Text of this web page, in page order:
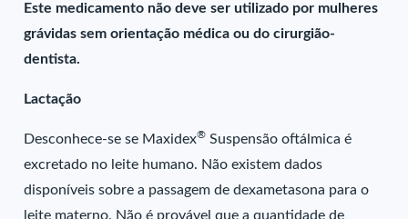
Este medicamento não deve ser utilizado por mulheres
grávidas sem orientação médica ou do cirurgião-
dentista.
Lactação
Desconhece-se se Maxidex® Suspensão oftálmica é
excretado no leite humano. Não existem dados
disponíveis sobre a passagem de dexametasona para o
leite materno. Não é provável que a quantidade de